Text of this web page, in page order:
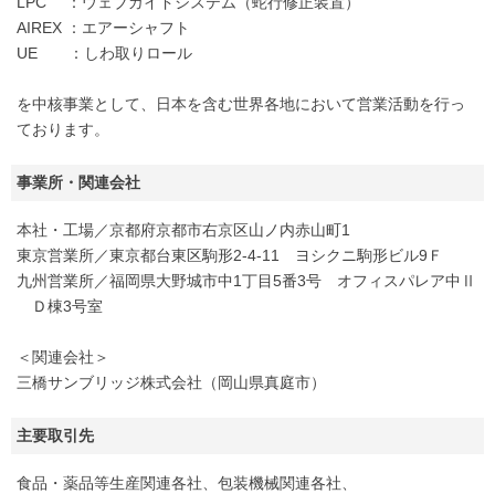
AIREX ：エアーシャフト
UE ：しわ取りロール
を中核事業として、日本を含む世界各地において営業活動を行っ
ております。
事業所・関連会社
本社・工場／京都府京都市右京区山ノ内赤山町1
東京営業所／東京都台東区駒形2-4-11 ヨシクニ駒形ビル9Ｆ
九州営業所／福岡県大野城市中1丁目5番3号 オフィスパレア中Ⅱ
Ｄ棟3号室
＜関連会社＞
三橋サンブリッジ株式会社（岡山県真庭市）
主要取引先
食品・薬品等生産関連各社、包装機械関連各社、